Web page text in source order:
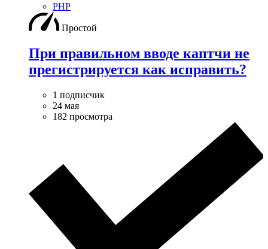
PHP
Простой
При правильном вводе каптчи не
прегистрируется как исправить?
1 подписчик
24 мая
182 просмотра